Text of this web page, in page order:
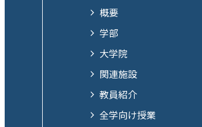
概要
学部
大学院
関連施設
教員紹介
全学向け授業